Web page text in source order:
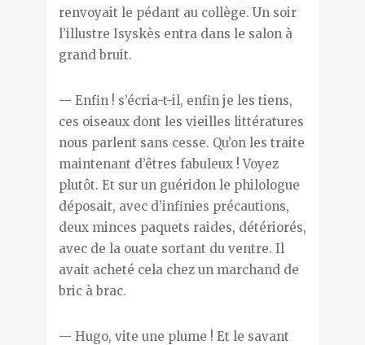
renvoyait le pédant au collège. Un soir
l’illustre Isyskès entra dans le salon à
grand bruit.
— Enfin ! s’écria-t-il, enfin je les tiens,
ces oiseaux dont les vieilles littératures
nous parlent sans cesse. Qu’on les traite
maintenant d’êtres fabuleux ! Voyez
plutôt. Et sur un guéridon le philologue
déposait, avec d’infinies précautions,
deux minces paquets raides, détériorés,
avec de la ouate sortant du ventre. Il
avait acheté cela chez un marchand de
bric à brac.
— Hugo, vite une plume ! Et le savant